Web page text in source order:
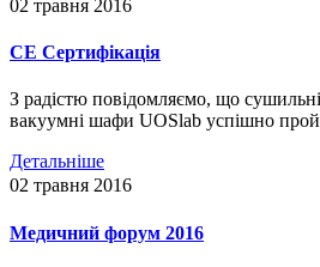
02 травня 2016
СЕ Сертифікація
З радістю повідомляємо, що
вакуумні шафи UOSlab успішно
Детальніше
02 травня 2016
Медичний форум 2016